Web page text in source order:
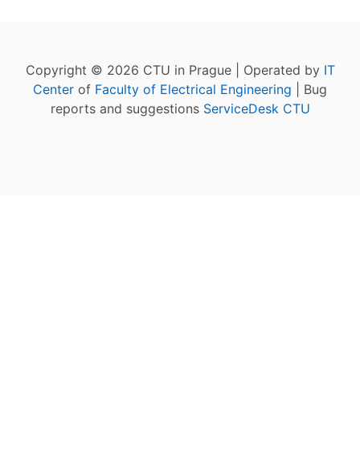
Copyright © 2026 CTU in Prague | Operated by IT
Center of Faculty of Electrical Engineering | Bug
reports and suggestions ServiceDesk CTU